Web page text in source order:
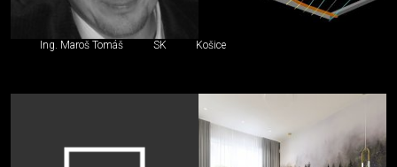
Ing. Maroš Tomáš SK Košice